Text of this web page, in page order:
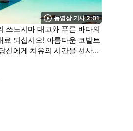
동영상 기사 2:01
쓰노시마 대교와 푸른 바다의
료 되십시오! 아름다운 코발트
신에게 치유의 시간을 선사